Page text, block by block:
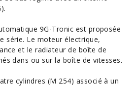
9G-Tronic est proposée
série. Le moteur électrique,
et le radiateur de boîte de
dans ou sur la boîte de vitesses.
cylindres (M 254) associé à un